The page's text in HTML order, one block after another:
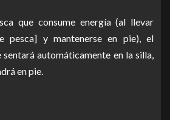
que consume energía (al llevar
pesca] y mantenerse en pie), el
sentará automáticamente en la silla,
en pie.